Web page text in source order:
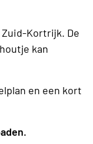
Kortrijk. De
kan
en een kort